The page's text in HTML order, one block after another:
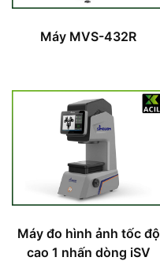
Máy MVS-432R
Máy đo hình ảnh tốc độ
cao 1 nhấn dòng iSV